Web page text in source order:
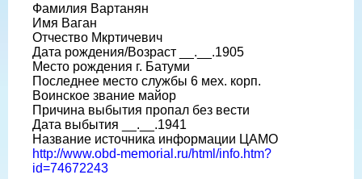
Фамилия Вартанян
Имя Ваган
Отчество Мкртичевич
Дата рождения/Возраст __.__.1905
Место рождения г. Батуми
Последнее место службы 6 мех. корп.
Воинское звание майор
Причина выбытия пропал без вести
Дата выбытия __.__.1941
Название источника информации ЦАМО
http://www.obd-memorial.ru/html/info.htm?
id=74672243